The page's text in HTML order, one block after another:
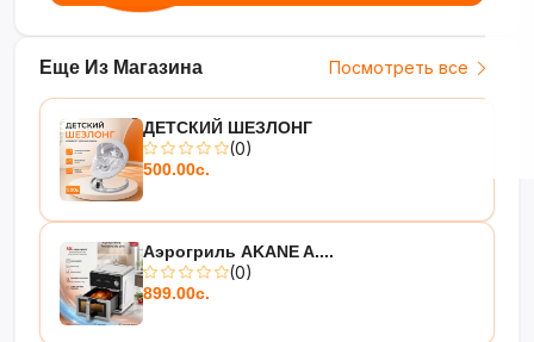
Еще Из Магазина Посмотреть все
ДЕТСКИЙ ШЕЗЛОНГ
(0)
500.00с.
Аэрогриль AKANE A....
(0)
899.00с.